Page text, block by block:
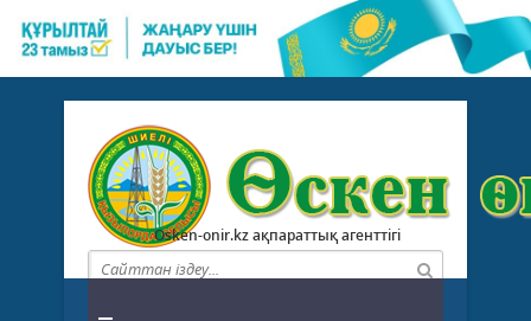
Osken-onir.kz ақпараттық агенттігі